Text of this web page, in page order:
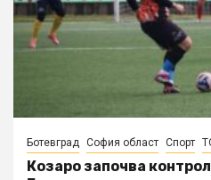
Ботевград София област Спорт
Козаро започва